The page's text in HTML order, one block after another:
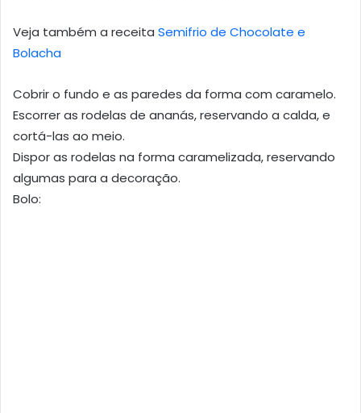
Veja também a receita Semifrio de Chocolate e
Bolacha
Cobrir o fundo e as paredes da forma com caramelo.
Escorrer as rodelas de ananás, reservando a calda, e
cortá-las ao meio.
Dispor as rodelas na forma caramelizada, reservando
algumas para a decoração.
Bolo: